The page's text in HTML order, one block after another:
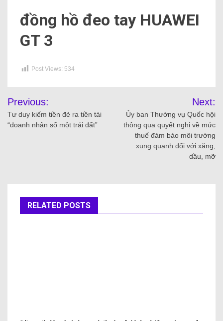
đồng hồ đeo tay HUAWEI
GT 3
Post Views: 534
Previous:
Tư duy kiếm tiền đẻ ra tiền tài
“doanh nhân số một trái đất”
Next:
Ủy ban Thường vụ Quốc hội
thông qua quyết nghị về mức
thuế đảm bảo môi trường
xung quanh đối với xăng,
dầu, mỡ
RELATED POSTS